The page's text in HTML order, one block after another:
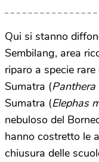
Qui si stanno
Sembilang, area
riparo a specie
Sumatra (
Sumatra (Elephas
nebuloso del
hanno costretto le
chiusura delle